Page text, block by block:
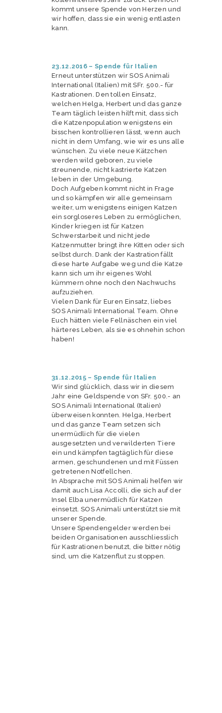
kommt unsere Spende von Herzen und
wir hoffen, dass sie ein wenig entlasten
kann.
23.12.2016 – Spende für Italien
Erneut unterstützen wir SOS Animali
International (Italien) mit SFr. 500.- für
Kastrationen. Den tollen Einsatz,
welchen Helga, Herbert und das ganze
Team täglich leisten hilft mit, dass sich
die Katzenpopulation wenigstens ein
bisschen kontrollieren lässt, wenn auch
nicht in dem Umfang, wie wir es uns alle
wünschen. Zu viele neue Kätzchen
werden wild geboren, zu viele
streunende, nicht kastrierte Katzen
leben in der Umgebung.
Doch Aufgeben kommt nicht in Frage
und so kämpfen wir alle gemeinsam
weiter, um wenigstens einigen Katzen
ein sorgloseres Leben zu ermöglichen,
Kinder kriegen ist für Katzen
Schwerstarbeit und nicht jede
Katzenmutter bringt ihre Kitten oder sich
selbst durch. Dank der Kastration fällt
diese harte Aufgabe weg und die Katze
kann sich um ihr eigenes Wohl
kümmern ohne noch den Nachwuchs
aufzuziehen.
Vielen Dank für Euren Einsatz, liebes
SOS Animali International Team. Ohne
Euch hätten viele Fellnäschen ein viel
härteres Leben, als sie es ohnehin schon
haben!
31.12.2015 – Spende für Italien
Wir sind glücklich, dass wir in diesem
Jahr eine Geldspende von SFr. 500.- an
SOS Animali International (Italien)
überweisen konnten. Helga, Herbert
und das ganze Team setzen sich
unermüdlich für die vielen
ausgesetzten und verwilderten Tiere
ein und kämpfen tagtäglich für diese
armen, geschundenen und mit Füssen
getretenen Notfellchen.
In Absprache mit SOS Animali helfen wir
damit auch Lisa Accolli, die sich auf der
Insel Elba unermüdlich für Katzen
einsetzt. SOS Animali unterstützt sie mit
unserer Spende.
Unsere Spendengelder werden bei
beiden Organisationen ausschliesslich
für Kastrationen benutzt, die bitter nötig
sind, um die Katzenflut zu stoppen.